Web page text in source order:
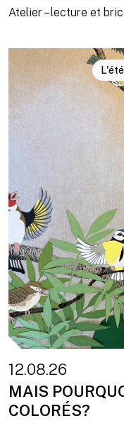
Atelier – lecture et
12.08.26
MAIS
COLORÉS?